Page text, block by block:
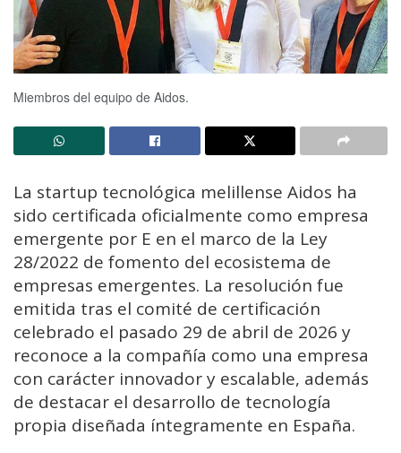
Miembros del equipo de Aidos.
La startup tecnológica melillense Aidos ha
sido certificada oficialmente como empresa
emergente por E en el marco de la Ley
28/2022 de fomento del ecosistema de
empresas emergentes. La resolución fue
emitida tras el comité de certificación
celebrado el pasado 29 de abril de 2026 y
reconoce a la compañía como una empresa
con carácter innovador y escalable, además
de destacar el desarrollo de tecnología
propia diseñada íntegramente en España.